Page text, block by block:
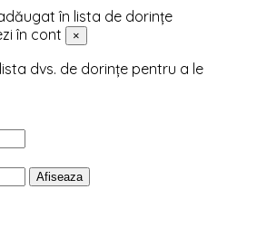
în lista de dorințe
în cont
×
dvs. de dorințe pentru a le
Afiseaza